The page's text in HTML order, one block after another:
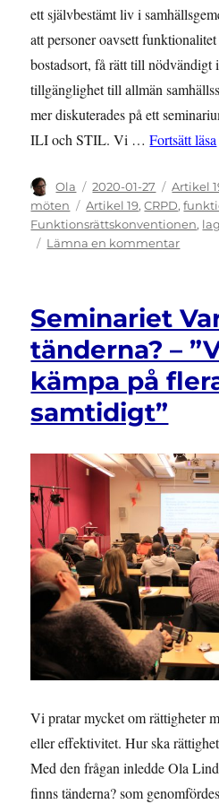
ett självbestämt liv i
att personer oavsett
bostadsort, få rätt till
tillgänglighet till allmän
mer diskuterades på ett
ILI och STIL. Vi …Fortsätt läsa
Författare
Ola
Publicerat
den
2020-01-27 Artikel
möten
Etiketter
Artikel 19,CRPD,
Funktionsrättskonventionen,
Lämna en kommentartill
för
att
kräva
Seminariet
tänderna? –
kämpa på
samtidigt”
Vi pratar mycket om rättigheter
eller effektivitet. Hur ska
Med den frågan inledde Ola
finns tänderna? som